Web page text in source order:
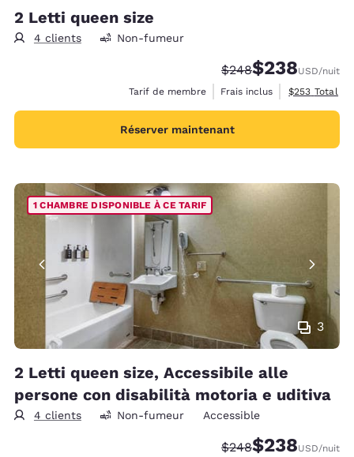
2 Letti queen size
4 clients Non-fumeur
Tarif barré :
$248Tarif réduit :
$238USD/nuit
Tarif de membre
Frais inclus Afficher les
$253 Total
Réserver maintenant
3
1 CHAMBRE DISPONIBLE À CE TARIF
2 Letti queen size, Accessibile alle
persone con disabilità motoria e uditiva
4 clients Non-fumeur Accessible
Tarif barré :
$248Tarif réduit :
$238USD/nuit